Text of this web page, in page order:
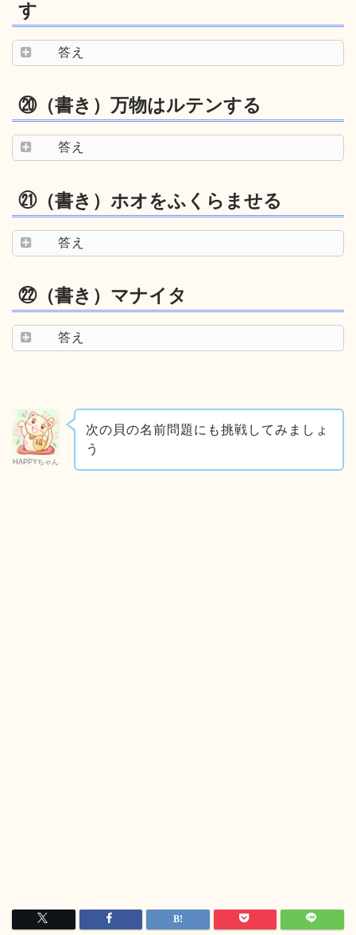
す
答え
⑳（書き）万物はルテンする
答え
㉑（書き）ホオをふくらませる
答え
㉒（書き）マナイタ
答え
HAPPYちゃん
次の貝の名前問題にも挑戦してみましょ
う